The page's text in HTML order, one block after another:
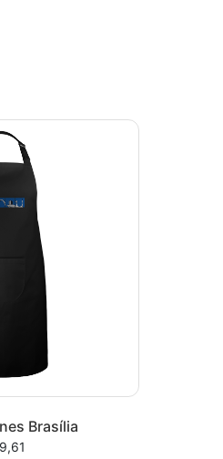
Brasília